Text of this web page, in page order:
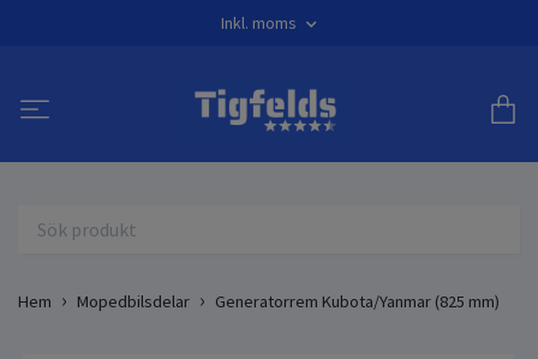
Inkl. moms
Hem Mopedbilsdelar Generatorrem Kubota/Yanmar (825 mm)